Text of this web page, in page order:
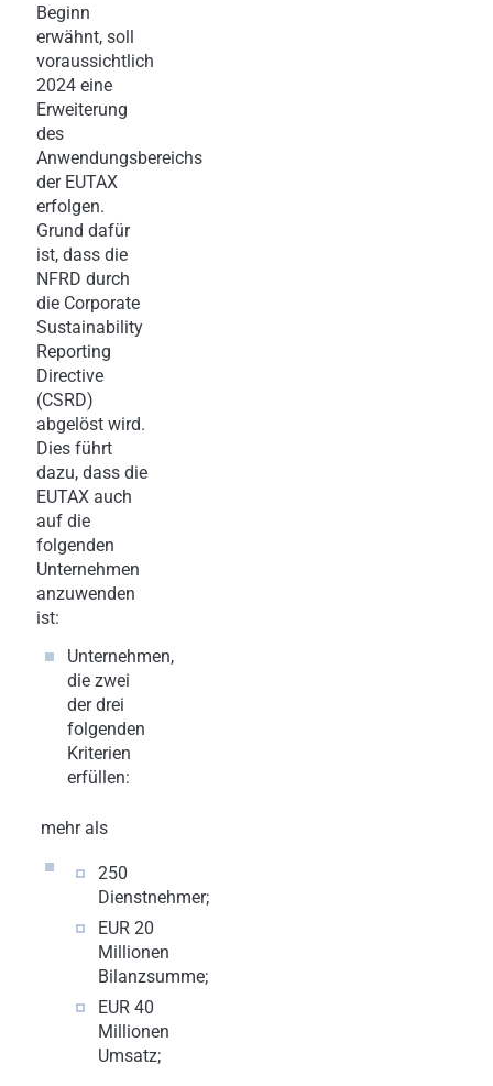
Beginn
erwähnt, soll
voraussichtlich
2024 eine
Erweiterung
des
Anwendungsbereichs
der EUTAX
erfolgen.
Grund dafür
ist, dass die
NFRD durch
die Corporate
Sustainability
Reporting
Directive
(CSRD)
abgelöst wird.
Dies führt
dazu, dass die
EUTAX auch
auf die
folgenden
Unternehmen
anzuwenden
ist:
Unternehmen,
die zwei
der drei
folgenden
Kriterien
erfüllen:
mehr als
250
Dienstnehmer;
EUR 20
Millionen
Bilanzsumme;
EUR 40
Millionen
Umsatz;